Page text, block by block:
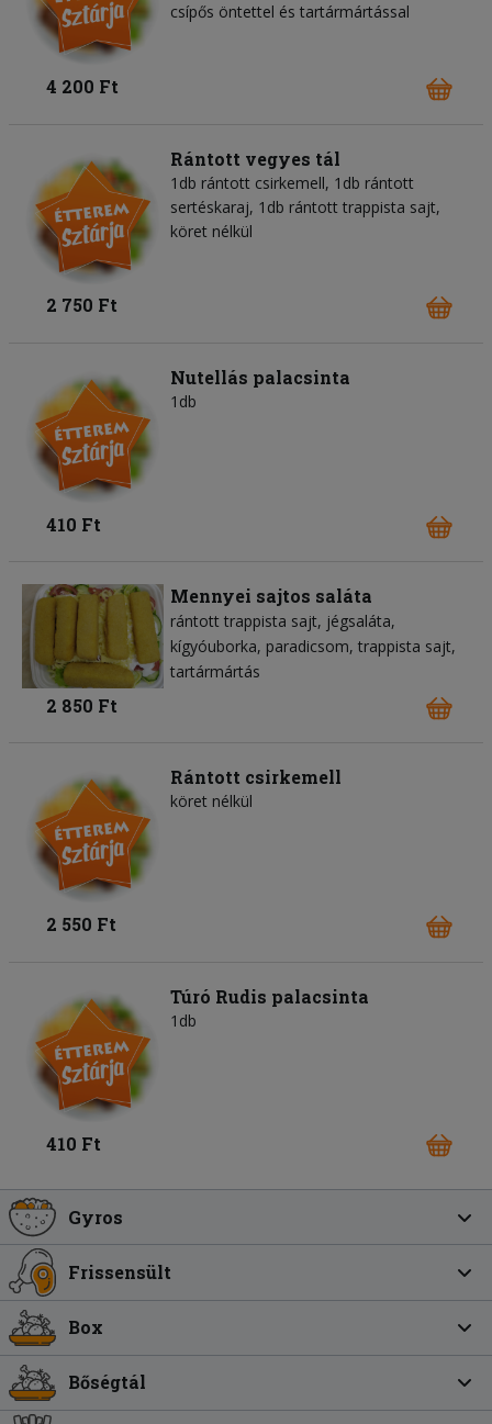
csípős öntettel és tartármártással
4 200 Ft
Rántott vegyes tál
1db rántott csirkemell, 1db rántott
sertéskaraj, 1db rántott trappista sajt,
köret nélkül
2 750 Ft
Nutellás palacsinta
1db
410 Ft
Mennyei sajtos saláta
rántott trappista sajt jégsaláta
kígyóuborka paradicsom trappista sajt
tartármártás
2 850 Ft
Rántott csirkemell
köret nélkül
2 550 Ft
Túró Rudis palacsinta
1db
410 Ft
Gyros
Frissensült
Box
Bőségtál